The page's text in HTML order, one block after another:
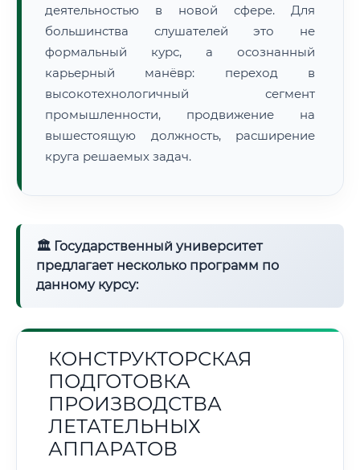
деятельностью в новой сфере. Для
большинства слушателей это не
формальный курс, а осознанный
карьерный манёвр: переход в
высокотехнологичный сегмент
промышленности, продвижение на
вышестоящую должность, расширение
круга решаемых задач.
🏛 Государственный университет
предлагает несколько программ по
данному курсу:
КОНСТРУКТОРСКАЯ
ПОДГОТОВКА
ПРОИЗВОДСТВА
ЛЕТАТЕЛЬНЫХ
АППАРАТОВ